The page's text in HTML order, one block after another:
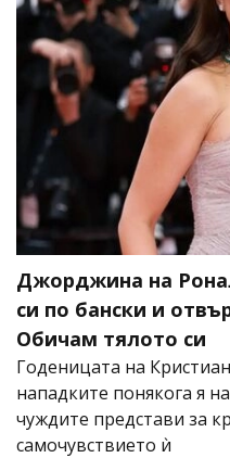
Джорджина на
си по бански и
Обичам тялото си
Годеницата на
нападките понякога я
чуждите представи за
самочувствието ѝ